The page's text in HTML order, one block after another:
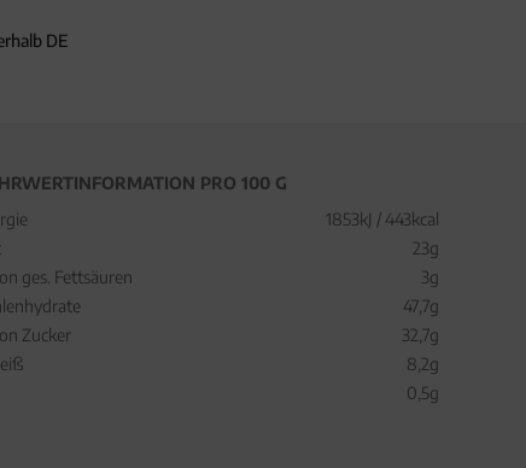
DE
PRO 100 G
1853kJ / 443kcal
23g
ges. Fettsäuren
3g
47,7g
Zucker
32,7g
8,2g
0,5g